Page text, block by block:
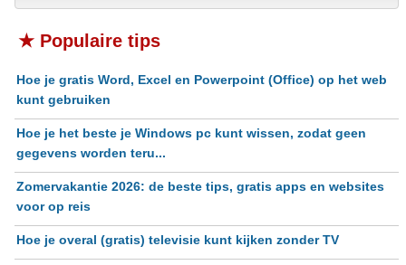
★ Populaire tips
Hoe je gratis Word, Excel en Powerpoint (Office) op het web
kunt gebruiken
Hoe je het beste je Windows pc kunt wissen, zodat geen
gegevens worden teru...
Zomervakantie 2026: de beste tips, gratis apps en websites
voor op reis
Hoe je overal (gratis) televisie kunt kijken zonder TV